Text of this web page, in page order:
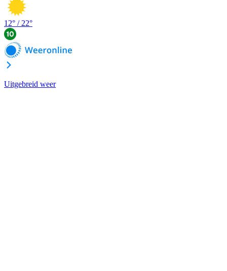
12° / 22°
Uitgebreid weer